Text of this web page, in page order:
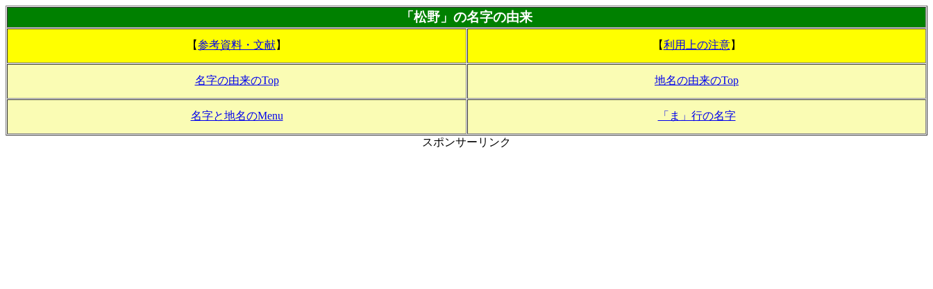
「松野」の名字の由来
【参考資料・文献】 【利用上の注意】
名字の由来のTop 地名の由来のTop
名字と地名のMenu 「ま」行の名字
スポンサーリンク